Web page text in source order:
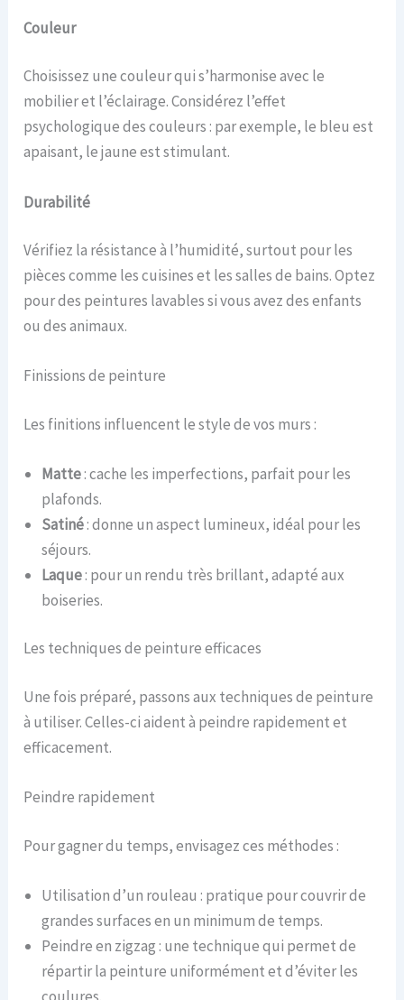
Couleur
Choisissez une couleur qui s’harmonise avec le
mobilier et l’éclairage. Considérez l’effet
psychologique des couleurs : par exemple, le bleu est
apaisant, le jaune est stimulant.
Durabilité
Vérifiez la résistance à l’humidité, surtout pour les
pièces comme les cuisines et les salles de bains. Optez
pour des peintures lavables si vous avez des enfants
ou des animaux.
Finissions de peinture
Les finitions influencent le style de vos murs :
Matte: cache les imperfections, parfait pour les
plafonds.
Satiné: donne un aspect lumineux, idéal pour les
séjours.
Laque: pour un rendu très brillant, adapté aux
boiseries.
Les techniques de peinture efficaces
Une fois préparé, passons aux techniques de peinture
à utiliser. Celles-ci aident à peindre rapidement et
efficacement.
Peindre rapidement
Pour gagner du temps, envisagez ces méthodes :
Utilisation d’un rouleau : pratique pour couvrir de
grandes surfaces en un minimum de temps.
Peindre en zigzag : une technique qui permet de
répartir la peinture uniformément et d’éviter les